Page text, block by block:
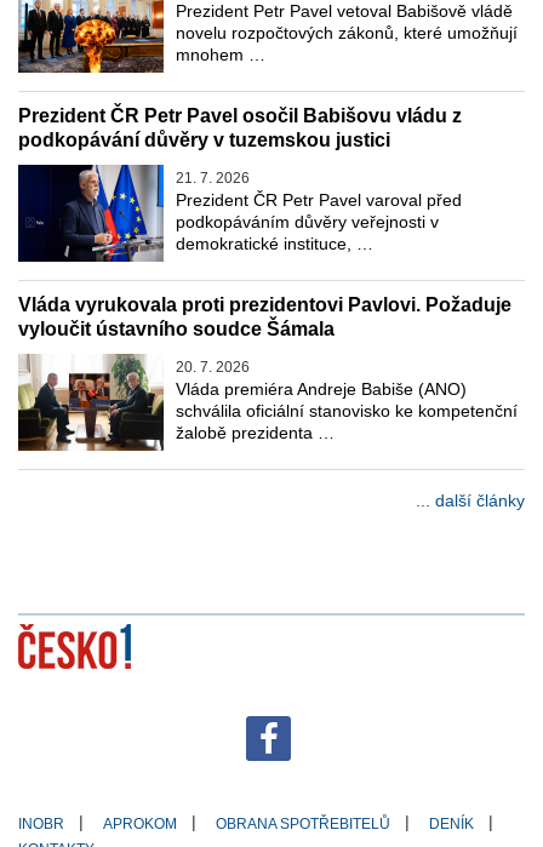
Prezident Petr Pavel vetoval Babišově vládě
novelu rozpočtových zákonů, které umožňují
mnohem …
Prezident ČR Petr Pavel osočil Babišovu vládu z
podkopávání důvěry v tuzemskou justici
21. 7. 2026
Prezident ČR Petr Pavel varoval před
podkopáváním důvěry veřejnosti v
demokratické instituce, …
Vláda vyrukovala proti prezidentovi Pavlovi. Požaduje
vyloučit ústavního soudce Šámala
20. 7. 2026
Vláda premiéra Andreje Babiše (ANO)
schválila oficiální stanovisko ke kompetenční
žalobě prezidenta …
... další články
INOBR APROKOM OBRANA SPOTŘEBITELŮ
DENÍK